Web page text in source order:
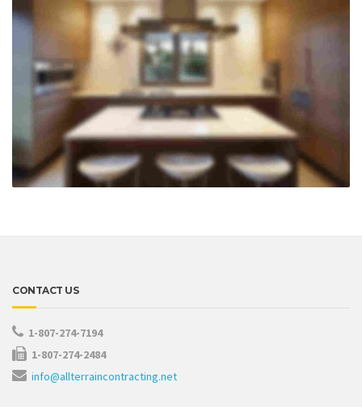
CONTACT US
1-807-274-7194
1-807-274-2484
info@allterraincontracting.net